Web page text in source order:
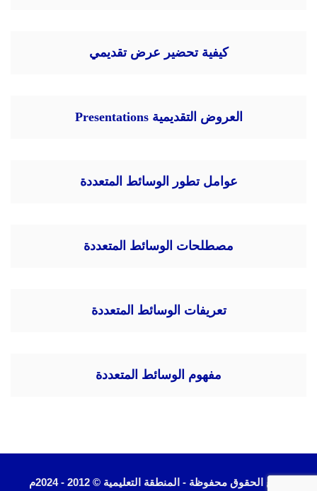
كيفية تحضير عرض تقديمي
العروض التقديمية Presentations
عوامل تطور الوسائط المتعددة
مصطلحات الوسائط المتعددة
تعريفات الوسائط المتعددة
مفهوم الوسائط المتعددة
جميع الحقوق محفوظة - المنطقة التعليمية © 2012 - 2024م